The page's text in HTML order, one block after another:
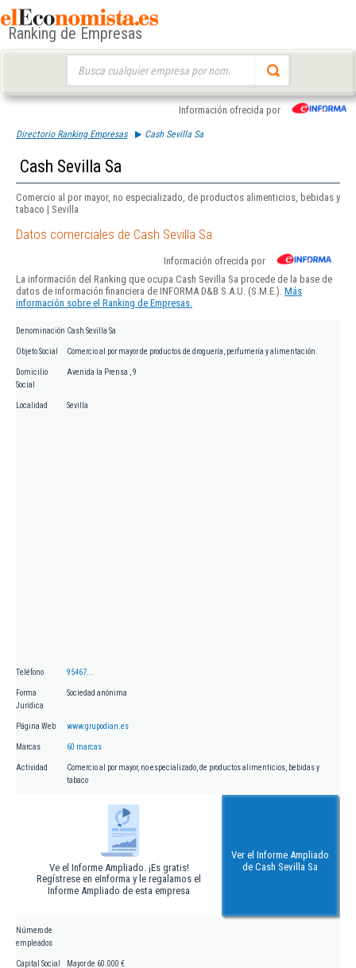
Ranking de Empresas
Información ofrecida por
Directorio Ranking Empresas Cash Sevilla Sa
Cash Sevilla Sa
Comercio al por mayor, no especializado, de productos alimenticios, bebidas y
tabaco | Sevilla
Datos comerciales de Cash Sevilla Sa
Información ofrecida por
La información del Ranking que ocupa Cash Sevilla Sa procede de la base de
datos de información financiera de INFORMA D&B S.A.U. (S.M.E.). Más
información sobre el Ranking de Empresas.
Denominación Cash Sevilla Sa
Objeto Social Comercio al por mayor de productos de droguería, perfumería y alimentación.
Domicilio
Social
Avenida la Prensa , 9
Localidad Sevilla
Teléfono 95467...
Forma
Jurídica
Sociedad anónima
Página Web www.grupodian.es
Marcas 60 marcas
Actividad
Comercio al por mayor, no especializado, de productos alimenticios, bebidas y
tabaco
Ve el Informe Ampliado. ¡Es gratis!
Regístrese en eInforma y le regalamos el
Informe Ampliado de esta empresa
Ver el Informe Ampliado
de Cash Sevilla Sa
Número de
empleados
Capital Social Mayor de 60.000 €